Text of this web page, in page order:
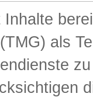
als